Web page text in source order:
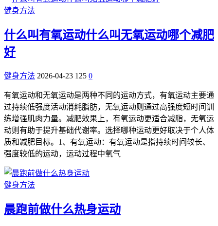
健身方法
什么叫有氧运动什么叫无氧运动哪个减肥
好
健身方法 2026-04-23 125 0
有氧运动和无氧运动是两种不同的运动方式，有氧运动主要通
过持续低强度活动消耗脂肪，无氧运动则通过高强度短时间训
练增强肌肉力量。减肥效果上，有氧运动更适合减脂，无氧运
动则有助于提升基础代谢率。选择哪种运动更好取决于个人体
质和减肥目标。1、有氧运动：有氧运动是指持续时间较长、
强度较低的运动，运动过程中氧气
健身方法
晨跑前做什么热身运动